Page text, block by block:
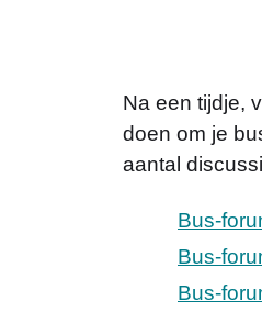
Na een tijdje,
doen om je
aantal
Bus-
Bus-
Bus-